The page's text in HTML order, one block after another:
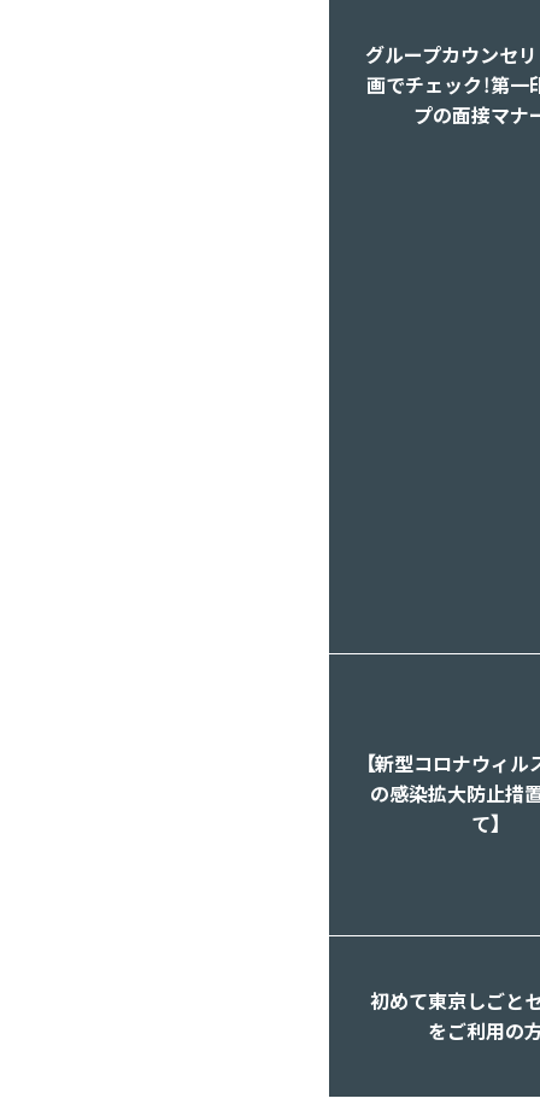
グループカウンセリ
画でチェック！第一
プの面接マナ
【新型コロナウィル
の感染拡大防止措
て】
初めて東京しごと
をご利用の